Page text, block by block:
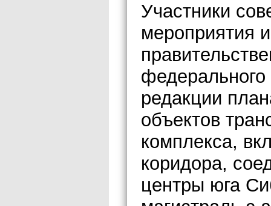
Участники
мероприятия
федерального
редакции
объектов
комплекса,
коридора,
центры юга